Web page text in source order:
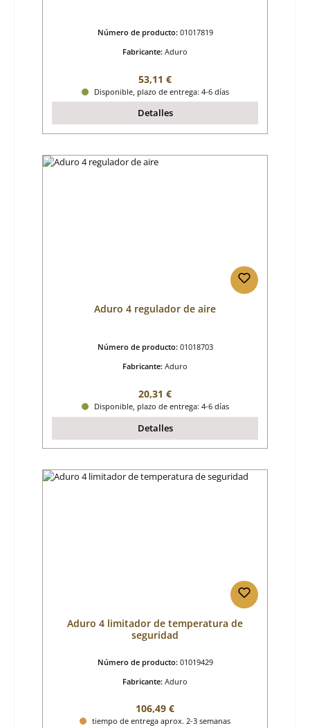
Número de producto: 01017819
Fabricante: Aduro
Precio normal:
53,11 €
Disponible, plazo de entrega: 4-6 días
Detalles
Aduro 4 regulador de aire
Número de producto: 01018703
Fabricante: Aduro
Precio normal:
20,31 €
Disponible, plazo de entrega: 4-6 días
Detalles
Aduro 4 limitador de temperatura de
seguridad
Número de producto: 01019429
Fabricante: Aduro
Precio normal:
106,49 €
tiempo de entrega aprox. 2-3 semanas